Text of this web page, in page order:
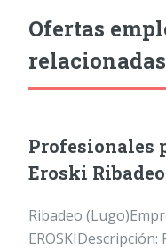
Ofertas
relacionadas
Profesionales
Eroski
Ribadeo